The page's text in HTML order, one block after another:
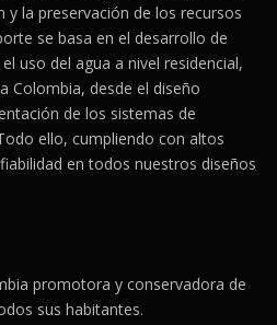
y la preservación de los recursos
se basa en el desarrollo de
uso del agua a nivel residencial,
Colombia, desde el diseño
de los sistemas de
ello, cumpliendo con altos
en todos nuestros diseños
promotora y conservadora de
sus habitantes.